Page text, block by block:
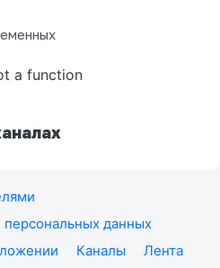
a function
данных
Каналы
Лента